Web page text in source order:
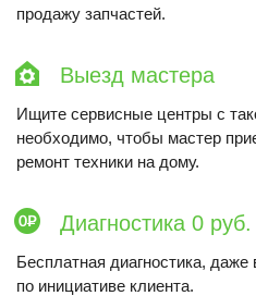
продажу запчастей.
Выезд мастера
Ищите сервисные центры с
необходимо, чтобы мастер
ремонт техники на дому.
Диагностика 0 руб.
Бесплатная диагностика, даже
по инициативе клиента.